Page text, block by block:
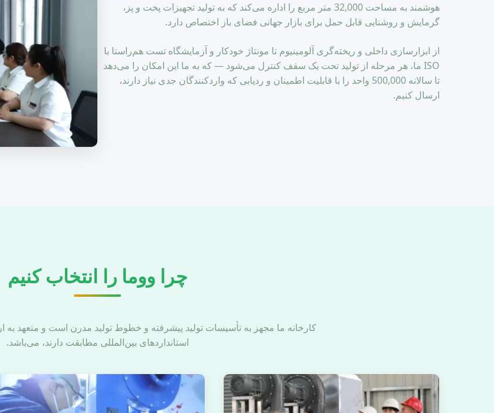
هوشمند به مساحت 32,000 متر مربع را اداره می‌کند که به تولید تجهیزات پخت و پز،
گرمایش و روشنایی قابل حمل برای بازار جهانی فضای باز اختصاص دارد.
از ابزارسازی داخلی و ریخته‌گری آلومینیوم تا مونتاژ خودکار و آزمایشگاه تست هم‌راستا با
ISO ما، هر مرحله از تولید تحت یک سقف کنترل می‌شود — که به ما این امکان را می‌دهد
تا سالانه 500,000 واحد را با قابلیت اطمینان و ردیابی که واردکنندگان جدی نیاز دارند،
ارسال کنیم.
چرا ووما را انتخاب کنیم
کارخانه ما مجهز به تأسیسات تولید پیشرفته و خطوط تولید مدرن است و متعهد به
استانداردهای بین‌المللی مطابقت دارند، می‌باشد.